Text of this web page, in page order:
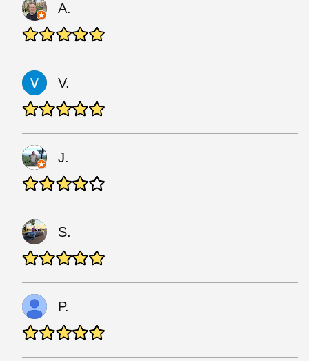
A.
V.
J.
S.
P.